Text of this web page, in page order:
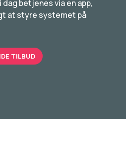
betjenes via en app,
at styre systemet på
TILBUD